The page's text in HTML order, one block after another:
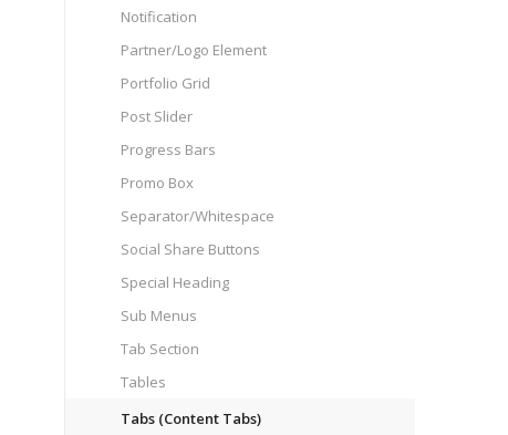
Notification
Partner/Logo Element
Portfolio Grid
Post Slider
Progress Bars
Promo Box
Separator/Whitespace
Social Share Buttons
Special Heading
Sub Menus
Tab Section
Tables
Tabs (Content Tabs)